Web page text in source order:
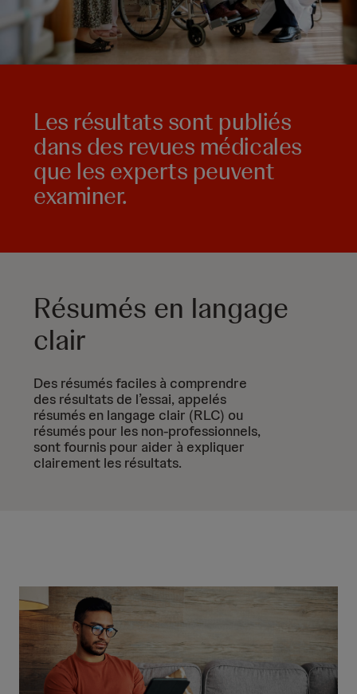
Les résultats sont publiés
dans des revues médicales
que les experts peuvent
examiner.
Résumés en langage
clair
Des résumés faciles à comprendre
des résultats de l’essai, appelés
résumés en langage clair (RLC) ou
résumés pour les non-professionnels,
sont fournis pour aider à expliquer
clairement les résultats.